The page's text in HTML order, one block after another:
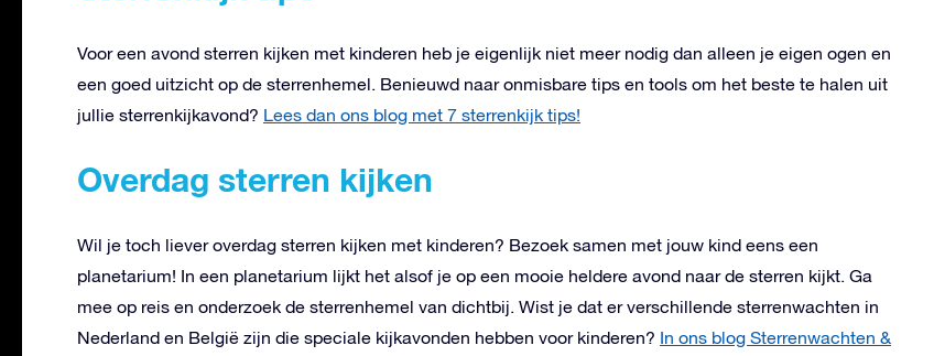
Voor een avond sterren kijken met kinderen heb je eigenlijk niet meer nodig dan alleen je eigen ogen en
een goed uitzicht op de sterrenhemel. Benieuwd naar onmisbare tips en tools om het beste te halen uit
jullie sterrenkijkavond? Lees dan ons blog met 7 sterrenkijk tips!
Overdag sterren kijken
Wil je toch liever overdag sterren kijken met kinderen? Bezoek samen met jouw kind eens een
planetarium! In een planetarium lijkt het alsof je op een mooie heldere avond naar de sterren kijkt. Ga
mee op reis en onderzoek de sterrenhemel van dichtbij. Wist je dat er verschillende sterrenwachten in
Nederland en België zijn die speciale kijkavonden hebben voor kinderen? In ons blog Sterrenwachten &